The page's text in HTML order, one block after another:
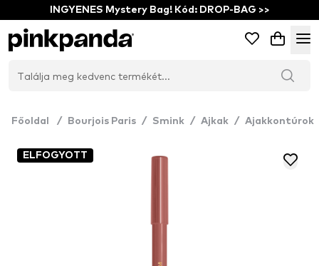
INGYENES Mystery Bag! Kód: DROP-BAG >>
Főoldal / Bourjois Paris / Smink / Ajkak / Ajakkontúrok
ELFOGYOTT